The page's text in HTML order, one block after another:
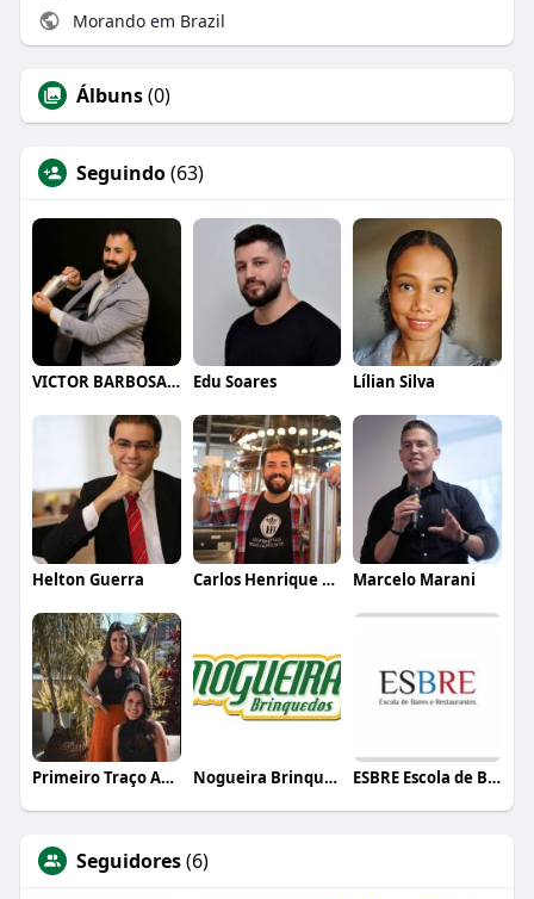
Morando em Brazil
Álbuns(0)
Seguindo(63)
VICTOR BARBOSA QUARANTA Edu Soares Lílian Silva
Helton Guerra Carlos Henrique de Faria Vasconcelos Marcelo Marani
Primeiro Traço Arquitetura Nogueira Brinquedos ESBRE Escola de Bares e Restaurantes
Seguidores(6)